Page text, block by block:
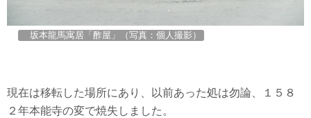
坂本龍馬寓居「酢屋」（写真：個人撮影）
現在は移転した場所にあり、以前あった処は勿論、１５８
２年本能寺の変で焼失しました。